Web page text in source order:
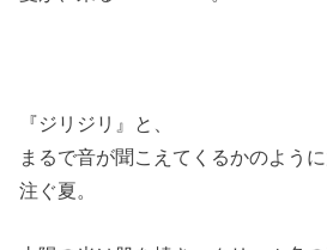
『ジリジリ』と、
まるで音が聞こえてくるかのよう
注ぐ夏。